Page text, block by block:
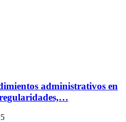
administrativos en